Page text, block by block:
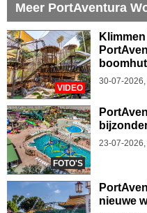
Meer PortAventura
VIDEO
30-07-
FOTO'S
23-07-
nieuwe